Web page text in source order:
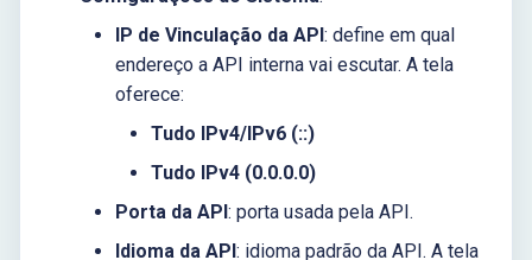
IP de Vinculação da API: define em qual
endereço a API interna vai escutar. A tela
oferece:
Tudo IPv4/IPv6 (::)
Tudo IPv4 (0.0.0.0)
Porta da API: porta usada pela API.
Idioma da API: idioma padrão da API. A tela